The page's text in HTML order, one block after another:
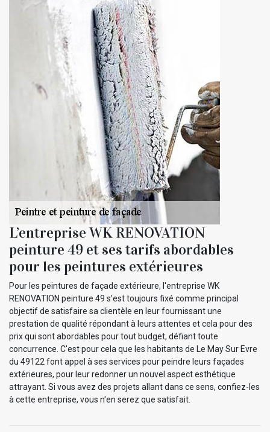
L’entreprise WK RENOVATION
peinture 49 et ses tarifs abordables
pour les peintures extérieures
Pour les peintures de façade extérieure, l'entreprise WK
RENOVATION peinture 49 s'est toujours fixé comme principal
objectif de satisfaire sa clientèle en leur fournissant une
prestation de qualité répondant à leurs attentes et cela pour des
prix qui sont abordables pour tout budget, défiant toute
concurrence. C'est pour cela que les habitants de Le May Sur Evre
du 49122 font appel à ses services pour peindre leurs façades
extérieures, pour leur redonner un nouvel aspect esthétique
attrayant. Si vous avez des projets allant dans ce sens, confiez-les
à cette entreprise, vous n'en serez que satisfait.